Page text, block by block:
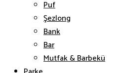
Puf
Şezlong
Bank
Bar
Mutfak & Barbekü